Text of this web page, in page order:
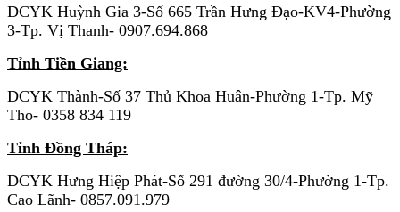
DCYK Huỳnh Gia 3-Số 665 Trần Hưng Đạo-KV4-Phường
3-Tp. Vị Thanh- 0907.694.868
Tỉnh Tiền Giang:
DCYK Thành-Số 37 Thủ Khoa Huân-Phường 1-Tp. Mỹ
Tho- 0358 834 119
Tỉnh Đồng Tháp:
DCYK Hưng Hiệp Phát-Số 291 đường 30/4-Phường 1-Tp.
Cao Lãnh- 0857.091.979